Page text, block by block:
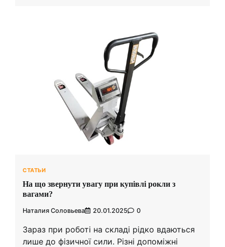
СТАТЬИ
На що звернути увагу при купівлі рокли з
вагами?
Наталия Соловьева 20.01.2025 0
Зараз при роботі на складі рідко вдаються
лише до фізичної сили. Різні допоміжні